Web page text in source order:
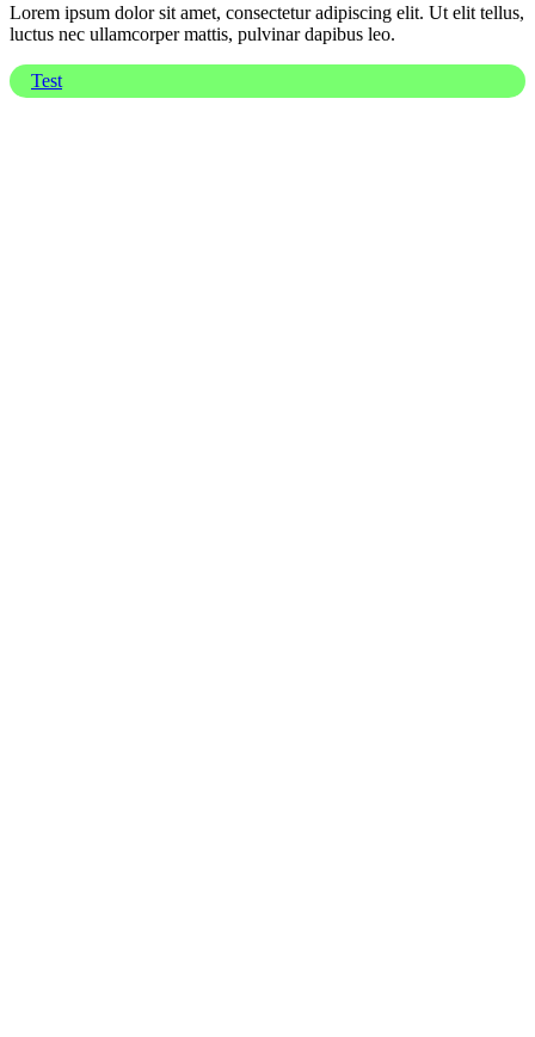
Lorem ipsum dolor sit amet, consectetur adipiscing elit. Ut elit tellus,
luctus nec ullamcorper mattis, pulvinar dapibus leo.
Test